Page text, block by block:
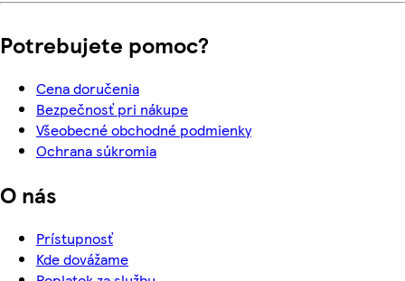
Potrebujete pomoc?
Cena doručenia
Bezpečnosť pri nákupe
Všeobecné obchodné podmienky
Ochrana súkromia
O nás
Prístupnosť
Kde dovážame